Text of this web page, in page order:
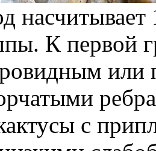
К первой
или
с